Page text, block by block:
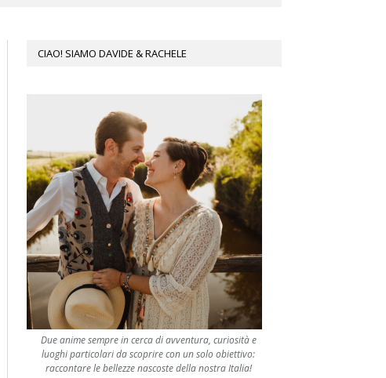
CIAO! SIAMO DAVIDE & RACHELE
Due anime sempre in cerca di avventura, curiosità e
luoghi particolari da scoprire con un solo obiettivo:
raccontare le bellezze nascoste della nostra Italia!